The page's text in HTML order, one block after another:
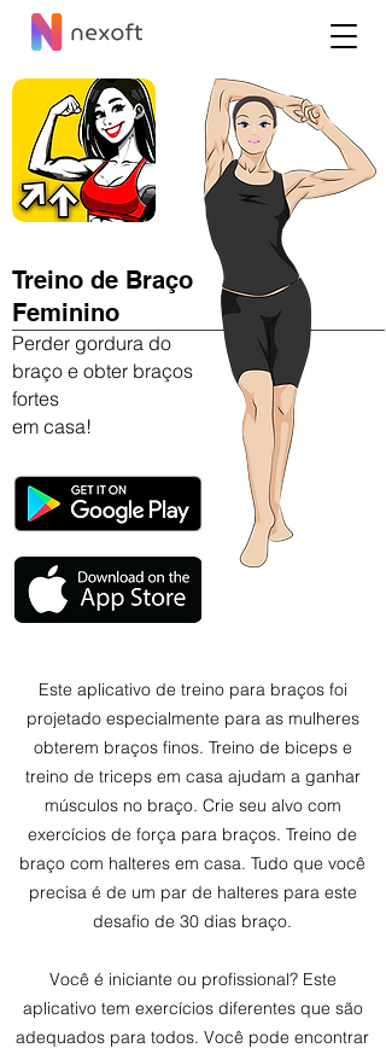
Perder gordura do
braço e obter braços
fortes
em casa!
Treino de Braço
Feminino
Este aplicativo de treino para braços foi
projetado especialmente para as mulheres
obterem braços finos. Treino de biceps e
treino de triceps em casa ajudam a ganhar
músculos no braço. Crie seu alvo com
exercícios de força para braços. Treino de
braço com halteres em casa. Tudo que você
precisa é de um par de halteres para este
desafio de 30 dias braço.
Você é iniciante ou profissional? Este
aplicativo tem exercícios diferentes que são
adequados para todos. Você pode encontrar